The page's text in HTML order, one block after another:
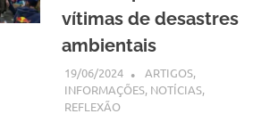
vítimas de desastres
ambientais
19/06/2024 SSPS BRASIL
ARTIGOS,
INFORMAÇÕES, NOTÍCIAS,
REFLEXÃO